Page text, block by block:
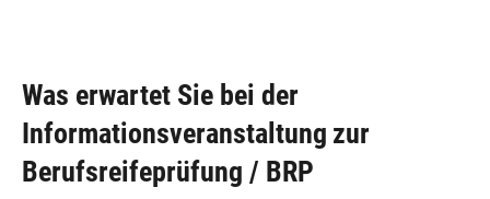
Was erwartet Sie bei der
Informationsveranstaltung zur
Berufsreifeprüfung / BRP